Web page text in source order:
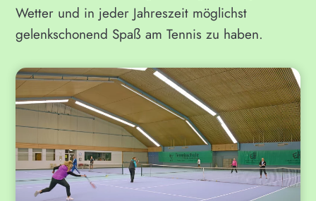
Wetter und in jeder Jahreszeit möglichst
gelenkschonend Spaß am Tennis zu haben.